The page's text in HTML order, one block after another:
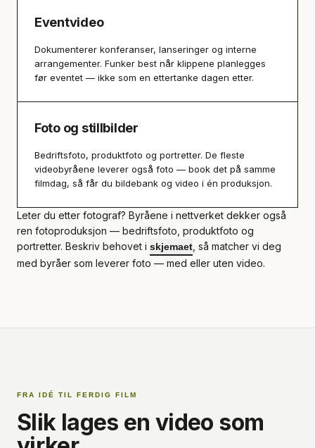
Eventvideo
Dokumenterer konferanser, lanseringer og interne
arrangementer. Funker best når klippene planlegges
før eventet — ikke som en ettertanke dagen etter.
Foto og stillbilder
Bedriftsfoto, produktfoto og portretter. De fleste
videobyråene leverer også foto — book det på samme
filmdag, så får du bildebank og video i én produksjon.
Leter du etter fotograf? Byråene i nettverket dekker også
ren fotoproduksjon — bedriftsfoto, produktfoto og
portretter. Beskriv behovet i skjemaet , så matcher vi deg
med byråer som leverer foto — med eller uten video.
FRA IDÉ TIL FERDIG FILM
Slik lages en video som